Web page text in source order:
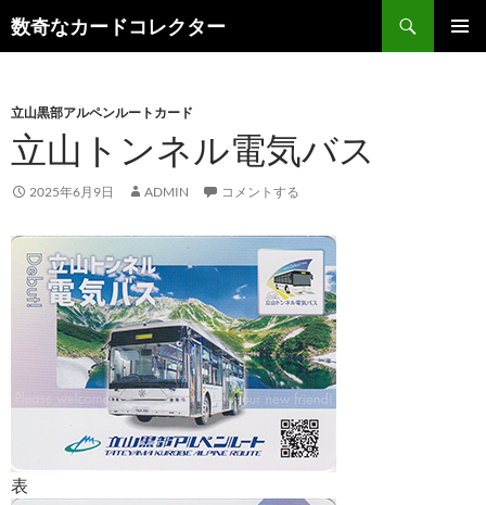
ン
ツ
へ
ス
キ
プ
数奇なカードコレクター
検
索
立山黒部アルペンルートカード
立山トンネル電気バス
2025年6月9日 ADMIN コメントする
表